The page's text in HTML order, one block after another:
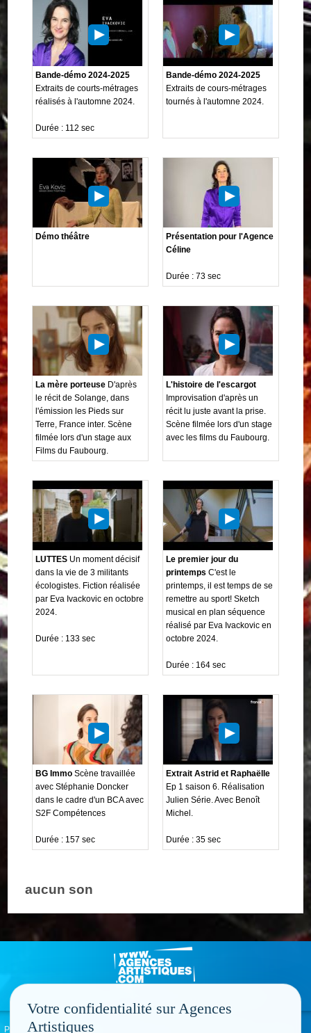
Bande-démo 2024-2025
Extraits de courts-métrages
réalisés à l'automne 2024.
Durée : 112 sec
Bande-démo 2024-2025
Extraits de cours-métrages
tournés à l'automne 2024.
Démo théâtre
Présentation pour l'Agence
Céline
Durée : 73 sec
La mère porteuse D'après
le récit de Solange, dans
l'émission les Pieds sur
Terre, France inter. Scène
filmée lors d'un stage aux
Films du Faubourg.
L'histoire de l'escargot
Improvisation d'après un
récit lu juste avant la prise.
Scène filmée lors d'un stage
avec les films du Faubourg.
LUTTES Un moment décisif
dans la vie de 3 militants
écologistes. Fiction réalisée
par Eva Ivackovic en octobre
2024.
Durée : 133 sec
Le premier jour du
printemps C'est le
printemps, il est temps de se
remettre au sport! Sketch
musical en plan séquence
réalisé par Eva Ivackovic en
octobre 2024.
Durée : 164 sec
BG Immo Scène travaillée
avec Stéphanie Doncker
dans le cadre d'un BCA avec
S2F Compétences
Durée : 157 sec
Extrait Astrid et Raphaëlle
Ep 1 saison 6. Réalisation
Julien Série. Avec Benoît
Michel.
Durée : 35 sec
aucun son
Politique de confidentialité
Votre confidentialité sur Agences
Artistiques